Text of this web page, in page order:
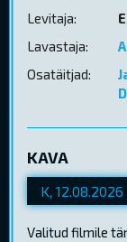
Levitaja:
Lavastaja:
Osatäitjad:
KAVA
Valitud filmile